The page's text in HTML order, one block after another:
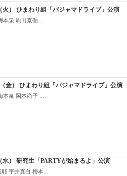
火） ひまわり組「パジャマドライブ」公演
泉 駒田京伽 ...
金） ひまわり組「パジャマドライブ」公演
泉 岡本尚子 ...
水） 研究生「PARTYが始まるよ」公演
宇井真白 梅本...